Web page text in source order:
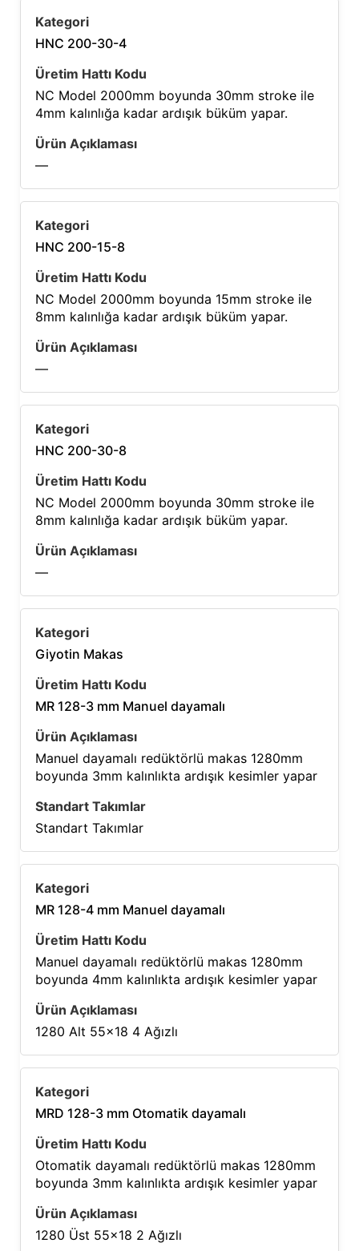
HNC 200-30-4
NC Model 2000mm boyunda 30mm stroke ile
4mm kalınlığa kadar ardışık büküm yapar.
—
HNC 200-15-8
NC Model 2000mm boyunda 15mm stroke ile
8mm kalınlığa kadar ardışık büküm yapar.
—
HNC 200-30-8
NC Model 2000mm boyunda 30mm stroke ile
8mm kalınlığa kadar ardışık büküm yapar.
—
Giyotin Makas
MR 128-3 mm Manuel dayamalı
Manuel dayamalı redüktörlü makas 1280mm
boyunda 3mm kalınlıkta ardışık kesimler yapar
Standart Takımlar
MR 128-4 mm Manuel dayamalı
Manuel dayamalı redüktörlü makas 1280mm
boyunda 4mm kalınlıkta ardışık kesimler yapar
1280 Alt 55×18 4 Ağızlı
MRD 128-3 mm Otomatik dayamalı
Otomatik dayamalı redüktörlü makas 1280mm
boyunda 3mm kalınlıkta ardışık kesimler yapar
1280 Üst 55×18 2 Ağızlı